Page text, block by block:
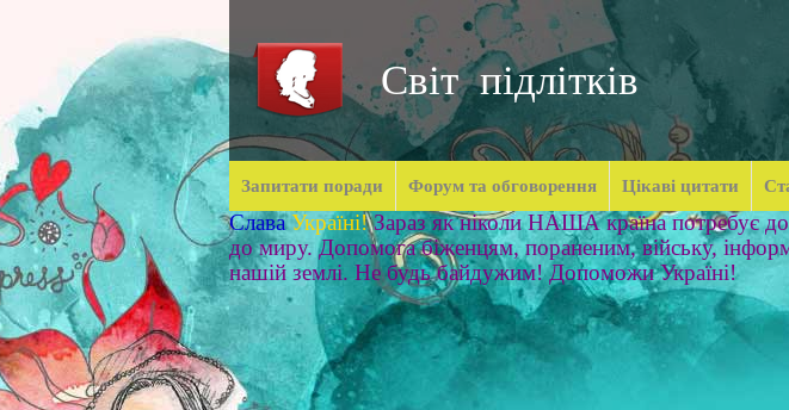
Світ підлітків
Запитати поради Форум та обговорення Цікаві цитати
Слава Україні! Зараз як ніколи НАША країна потребує
до миру. Допомога біженцям, пораненим, війську,
нашій землі. Не будь байдужим! Допоможи Україні!